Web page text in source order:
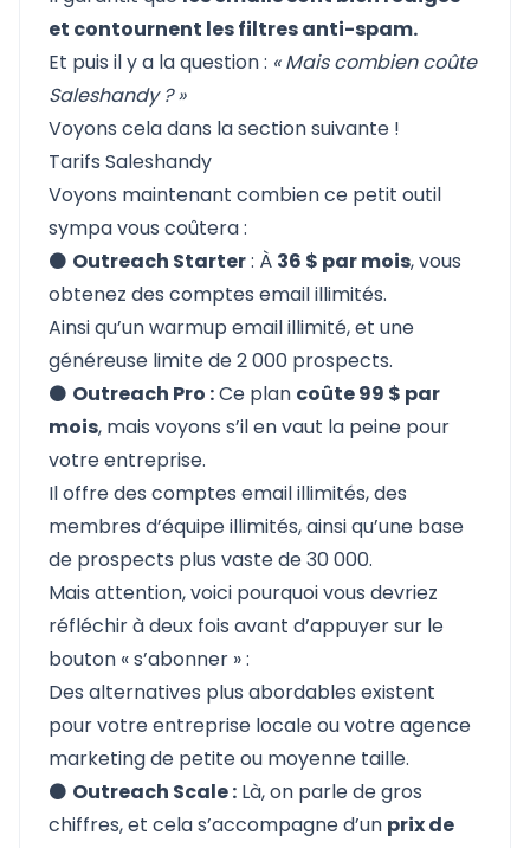
et contournent les filtres anti-spam.
Et puis il y a la question : « Mais combien coûte
Saleshandy ? »
Voyons cela dans la section suivante !
Tarifs Saleshandy
Voyons maintenant combien ce petit outil
sympa vous coûtera:
⚫ Outreach Starter: À 36 $ par mois, vous
obtenez des comptes email illimités.
Ainsi qu’un warmup email illimité, et une
généreuse limite de 2 000 prospects.
⚫ Outreach Pro :Ce plan coûte 99 $ par
mois, mais voyons s’il en vaut la peine pour
votre entreprise.
Il offre des comptes email illimités, des
membres d’équipe illimités, ainsi qu’une base
de prospects plus vaste de 30 000.
Mais attention, voici pourquoi vous devriez
réfléchir à deux fois avant d’appuyer sur le
bouton « s’abonner » :
Des alternatives plus abordables existent
pour votre entreprise locale ou votre agence
marketing de petite ou moyenne taille.
⚫ Outreach Scale : Là, on parle de gros
chiffres, et cela s’accompagne d’un prix de